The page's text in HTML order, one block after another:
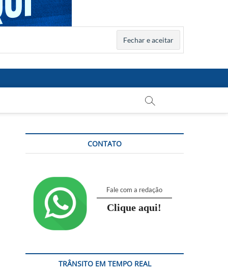
CONTATO
Fale com a redação
Clique aqui!
TRÂNSITO EM TEMPO REAL